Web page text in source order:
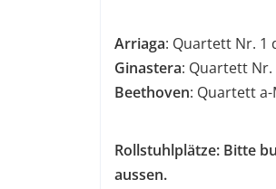
Arriaga: Quartett Nr. 1
Ginastera: Quartett Nr.
Beethoven: Quartett
Rollstuhlplätze: Bitte
aussen.